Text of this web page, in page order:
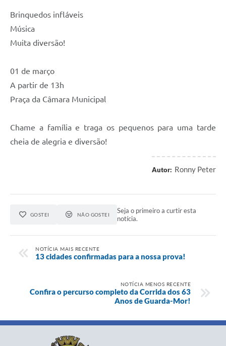
Brinquedos infláveis
Música
Muita diversão!
01 de março
A partir de 13h
Praça da Câmara Municipal
Chame a família e traga os pequenos para uma tarde
cheia de alegria e diversão!
Autor: Ronny Peter
GOSTEI NÃO GOSTEI
Seja o primeiro a curtir esta
notícia.
NOTÍCIA MAIS RECENTE
13 cidades confirmadas para a nossa prova!
NOTÍCIA MENOS RECENTE
Confira o percurso completo da Corrida dos 63
Anos de Guarda-Mor!